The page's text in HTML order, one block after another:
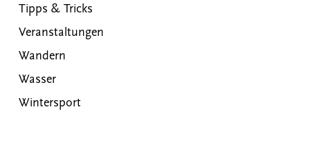
Tipps & Tricks
Veranstaltungen
Wandern
Wasser
Wintersport